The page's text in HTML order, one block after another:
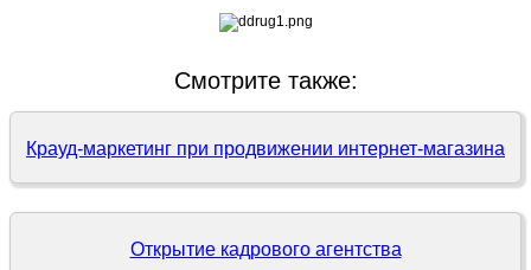
Смотрите также:
Крауд-маркетинг при продвижении интернет-магазина
Открытие кадрового агентства